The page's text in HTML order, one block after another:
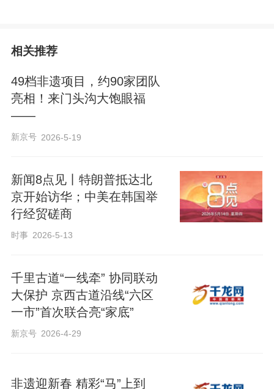
相关推荐
49档非遗项目，约90家团队
亮相！来门头沟大饱眼福
——
新京号 2026-5-19
新闻8点见丨特朗普抵达北
京开始访华；中美在韩国举
行经贸磋商
时事 2026-5-13
千里古道“一线牵” 协同联动
大保护 京西古道沿线“六区
一市”首次联合亮“家底”
新京号 2026-4-29
非遗迎新春 精彩“马”上到